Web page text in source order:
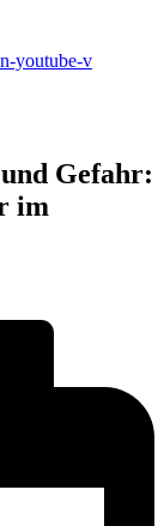
youtube-v
Gefahr:
im